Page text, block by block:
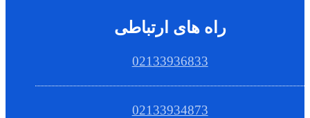
راه های ارتباطی
02133936833
02133934873